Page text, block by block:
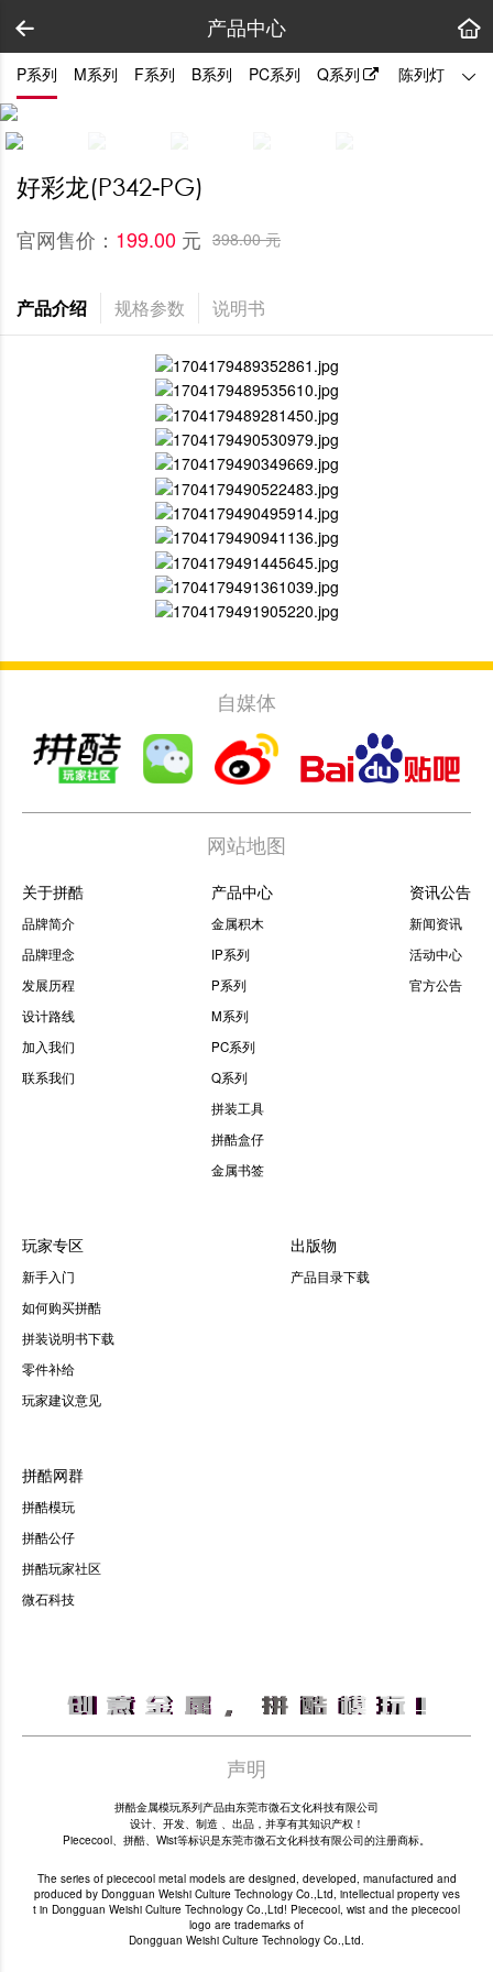
产品中心
P系列 M系列 F系列 B系列 PC系列 Q系列 陈列灯 拼
好彩龙(P342-PG)
官网售价： 199.00 元 398.00 元
产品介绍 规格参数 说明书
自媒体
网站地图
关于拼酷
品牌简介
品牌理念
发展历程
设计路线
加入我们
联系我们
产品中心
金属积木
IP系列
P系列
M系列
PC系列
Q系列
拼装工具
拼酷盒仔
金属书签
资讯公告
新闻资讯
活动中心
官方公告
玩家专区
新手入门
如何购买拼酷
拼装说明书下载
零件补给
玩家建议意见
出版物
产品目录下载
拼酷网群
拼酷模玩
拼酷公仔
拼酷玩家社区
微石科技
声明
拼酷金属模玩系列产品由东莞市微石文化科技有限公司
设计、开发、制造 、出品，并享有其知识产权！
Piececool、拼酷、Wist等标识是东莞市微石文化科技有限公司的注册商标。
The series of piececool metal models are designed, developed, manufactured and
produced by Dongguan Weishi Culture Technology Co.,Ltd, intellectual property ves
t in Dongguan Weishi Culture Technology Co.,Ltd! Piececool, wist and the piececool
logo are trademarks of
Dongguan Weishi Culture Technology Co.,Ltd.